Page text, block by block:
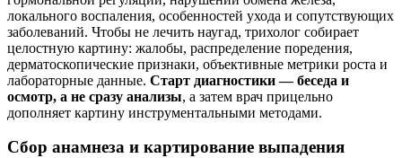
локального воспаления, особенностей ухода и сопутствующих
заболеваний. Чтобы не лечить наугад, трихолог собирает
целостную картину: жалобы, распределение поредения,
дерматоскопические признаки, объективные метрики роста и
лабораторные данные. Старт диагностики — беседа и
осмотр, а не сразу анализы, а затем врач прицельно
дополняет картину инструментальными методами.
Сбор анамнеза и картирование выпадения